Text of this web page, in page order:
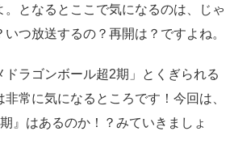
となるとここで気になるのは、じゃ
つ放送するの？再開は？ですよね。
ラゴンボール超2期」とくぎられる
常に気になるところです！今回は、
』はあるのか！？みていきましょ